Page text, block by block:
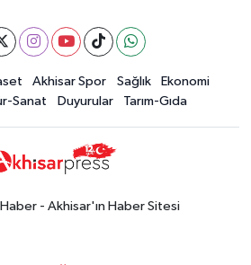
Akhisar Spor Sağlık
Ekonomi
Sanat Duyurular Tarım-Gıda
- Akhisar'ın Haber Sitesi